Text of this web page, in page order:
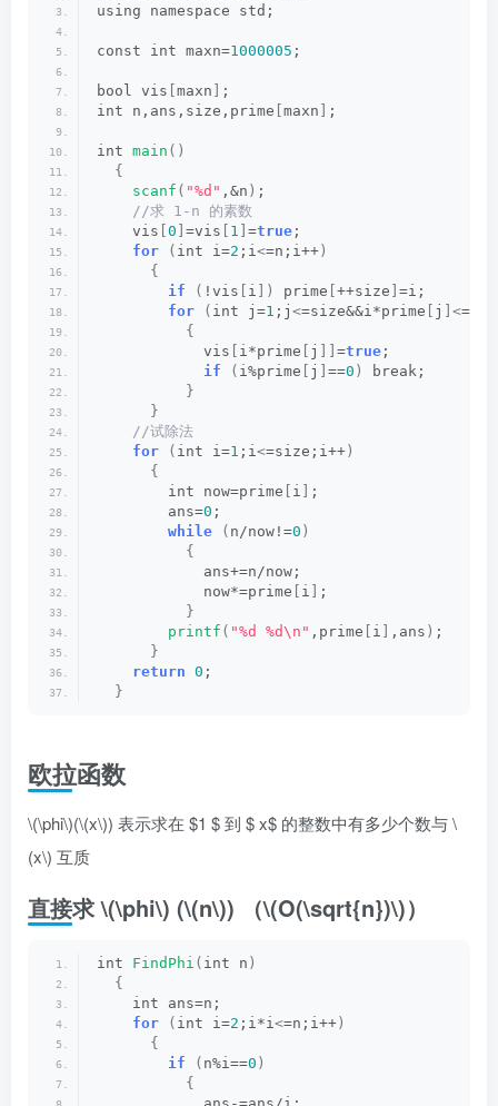
using namespace std;
const int maxn=1000005 ;
bool vis maxn
;
int n,ans,size,prime maxn ;
int main ()
{
scanf ( "%d" ,&n ) ;
//求 1-n 的素数
    vis
0 =vis 1 =true ;
for
( int i=2 ;i<=n;i++ )
{
if
( !vis i ]) prime ++size =i;
for
( int j=1 ;j <=size&&i*prime j ]<
{
            vis
i*prime j =true ;
if
( i%prime j ==0 )
break;
}
}
//试除法
for
( int i=1 ;i<=size;i++ )
{
        int now=prime
i
;
        ans=
0 ;
while
( n/now!=0 )
{
            ans+=n/now;
            now*=prime
i
;
}
printf ( "%d %d\n" ,prime i ,ans ) ;
}
return 0 ;
}
欧拉函数
\(\phi\)(\(x\)) 表示求在 $1 $ 到 $ x$ 的整数中有多少个数与\
(x\) 互质
直接求\(\phi\) (\(n\)) （\(O(\sqrt{n})\)）
int FindPhi ( int n )
{
    int ans=n;
for
( int i=2 ;i*i<=n;i++ )
{
if
( n%i==0 )
{